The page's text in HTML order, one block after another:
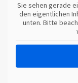
Sie sehen gerade
den eigentlichen
unten. Bitte